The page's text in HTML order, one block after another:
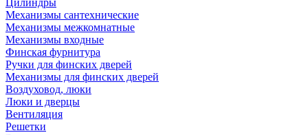
Цилиндры
Механизмы сантехнические
Механизмы межкомнатные
Механизмы входные
Финская фурнитура
Ручки для финских дверей
Механизмы для финских дверей
Воздуховод, люки
Люки и дверцы
Вентиляция
Решетки